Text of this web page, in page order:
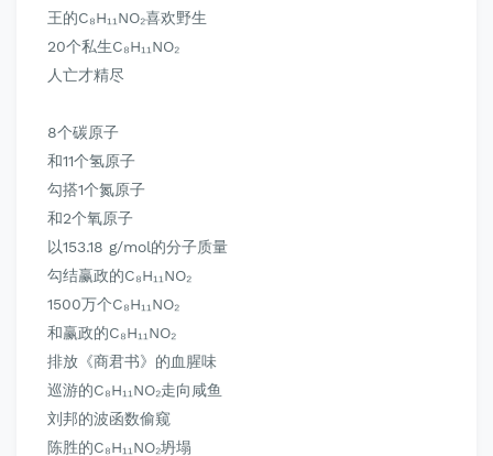
王的C₈H₁₁NO₂喜欢野生
20个私生C₈H₁₁NO₂
人亡才精尽
8个碳原子
和11个氢原子
勾搭1个氮原子
和2个氧原子
以153.18 g/mol的分子质量
勾结赢政的C₈H₁₁NO₂
1500万个C₈H₁₁NO₂
和赢政的C₈H₁₁NO₂
排放《商君书》的血腥味
巡游的C₈H₁₁NO₂走向咸鱼
刘邦的波函数偷窥
陈胜的C₈H₁₁NO₂坍塌